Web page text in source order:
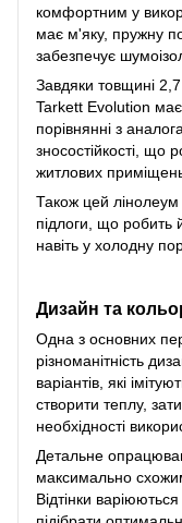
комфортним у
має м'яку, пружну
забезпечує
Завдяки товщині
Tarkett Evolution має
порівнянні з
зносостійкості, що
житлових
Також цей
підлоги, що робить
навіть у холодну
Дизайн та
Одна з основних
різноманітність
варіантів, які
створити теплу,
необхідності
Детальне
максимально
Відтінки